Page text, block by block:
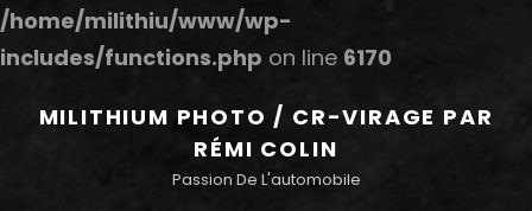
/home/milithiu/www/wp-
includes/functions.php on line 6170
MILITHIUM PHOTO / CR-VIRAGE PAR
RÉMI COLIN
Passion De L'automobile